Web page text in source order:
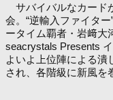
サバイバルなカード
会。“逆輸入ファイタ
ータイム覇者・岩﨑大
seacrystals Presents
よいよ上位陣による潰
され、各階級に新風を